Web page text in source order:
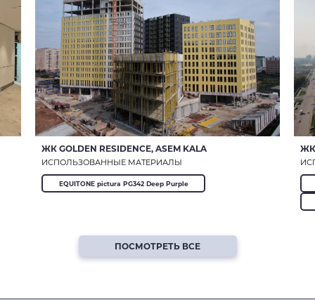
ЖК GOLDEN RESIDENCE, ASEM KALA
ИСПОЛЬЗОВАННЫЕ МАТЕРИАЛЫ
EQUITONE pictura PG342 Deep Purple
ЖК
ПОСМОТРЕТЬ ВСЕ